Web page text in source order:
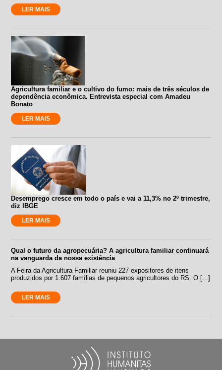
LER MAIS
Agricultura familiar e o cultivo do fumo: mais de três séculos de
dependência econômica. Entrevista especial com Amadeu
Bonato
LER MAIS
Desemprego cresce em todo o país e vai a 11,3% no 2º trimestre,
diz IBGE
LER MAIS
Qual o futuro da agropecuária? A agricultura familiar continuará
na vanguarda da nossa existência
A Feira da Agricultura Familiar reuniu 227 expositores de itens
produzidos por 1.607 famílias de pequenos agricultores do RS. O [...]
LER MAIS